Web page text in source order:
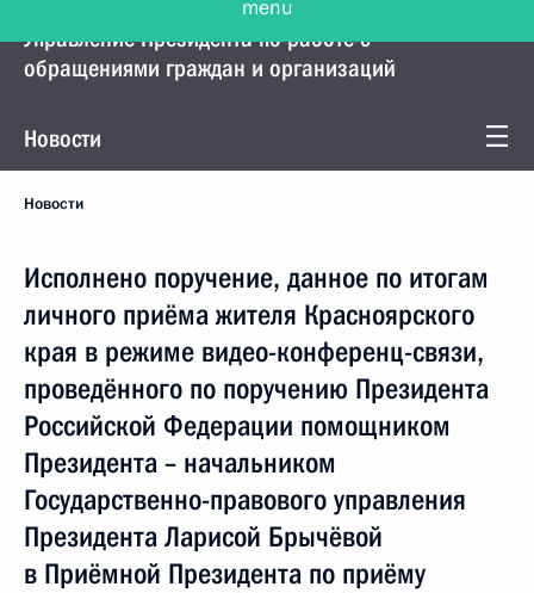
Управление Президента по работе с
обращениями граждан и организаций
Новости
Новости
Исполнено поручение, данное по итогам
личного приёма жителя Красноярского
края в режиме видео-конференц-связи,
проведённого по поручению Президента
Российской Федерации помощником
Президента – начальником
Государственно-правового управления
Президента Ларисой Брычёвой
в Приёмной Президента по приёму